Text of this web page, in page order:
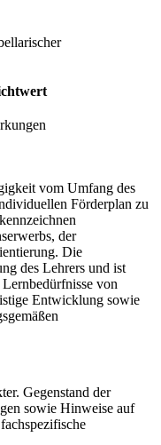
vom Umfang des
Förderplan zu
der
Die
des Lehrers und ist
von
Entwicklung sowie
Gegenstand der
sowie Hinweise auf